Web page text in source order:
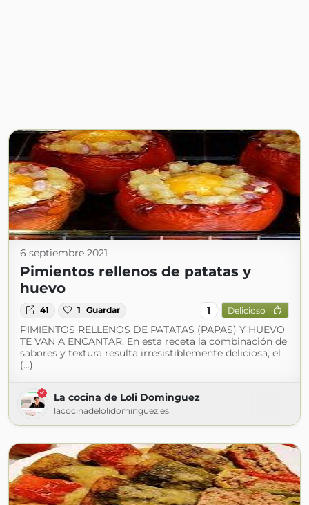
6 septiembre 2021
Pimientos rellenos de patatas y
huevo
41 1 Guardar 1 Delicioso
PIMIENTOS RELLENOS DE PATATAS (PAPAS) Y HUEVO
TE VAN A ENCANTAR. En esta receta la combinación de
sabores y textura resulta irresistiblemente deliciosa, el
(...)
La cocina de Loli Dominguez
lacocinadelolidominguez.es